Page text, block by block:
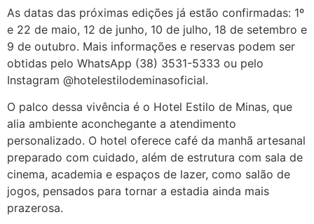
As datas das próximas edições já estão confirmadas: 1º
e 22 de maio, 12 de junho, 10 de julho, 18 de setembro e
9 de outubro. Mais informações e reservas podem ser
obtidas pelo WhatsApp (38) 3531-5333 ou pelo
Instagram @hotelestilodeminasoficial.
O palco dessa vivência é o Hotel Estilo de Minas, que
alia ambiente aconchegante a atendimento
personalizado. O hotel oferece café da manhã artesanal
preparado com cuidado, além de estrutura com sala de
cinema, academia e espaços de lazer, como salão de
jogos, pensados para tornar a estadia ainda mais
prazerosa.